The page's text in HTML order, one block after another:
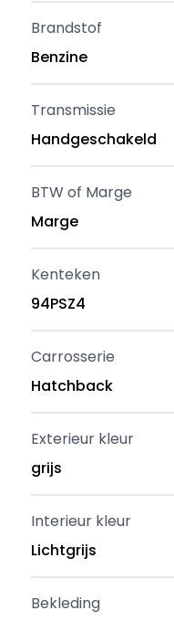
Brandstof
Benzine
Transmissie
Handgeschakeld
BTW of Marge
Marge
Kenteken
94PSZ4
Carrosserie
Hatchback
Exterieur kleur
grijs
Interieur kleur
Lichtgrijs
Bekleding